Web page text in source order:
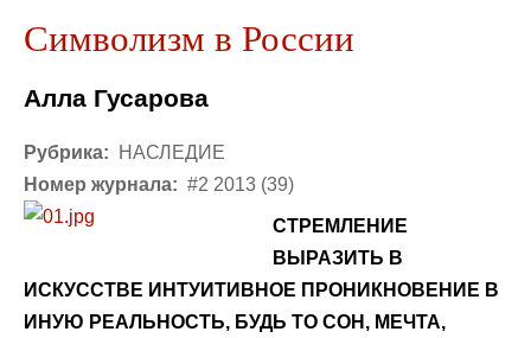
Символизм в России
Алла Гусарова
Рубрика:
НАСЛЕДИЕ
Номер журнала: #2 2013 (39)
СТРЕМЛЕНИЕ
ВЫРАЗИТЬ В
ИСКУССТВЕ ИНТУИТИВНОЕ ПРОНИКНОВЕНИЕ В
ИНУЮ РЕАЛЬНОСТЬ, БУДЬ ТО СОН, МЕЧТА,